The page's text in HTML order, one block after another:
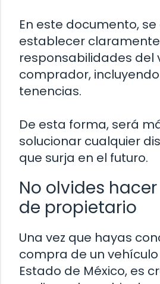
En este documento,
establecer
responsabilidades del
comprador,
tenencias.
De esta forma, será
solucionar cualquier
que surja en el futuro.
No olvides
de propietario
Una vez que hayas
compra de un
Estado de México, es